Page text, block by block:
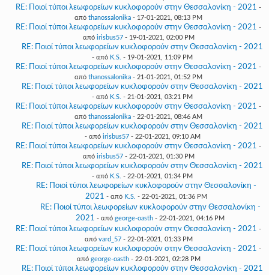
RE: Ποιοί τύποι λεωφορείων κυκλοφορούν στην Θεσσαλονίκη - 2021 -
από thanossalonika - 17-01-2021, 08:13 PM
RE: Ποιοί τύποι λεωφορείων κυκλοφορούν στην Θεσσαλονίκη - 2021 -
από irisbus57- 19-01-2021, 02:00 PM
RE: Ποιοί τύποι λεωφορείων κυκλοφορούν στην Θεσσαλονίκη - 2021
- από K.S. - 19-01-2021, 11:09 PM
RE: Ποιοί τύποι λεωφορείων κυκλοφορούν στην Θεσσαλονίκη - 2021 -
από thanossalonika - 21-01-2021, 01:52 PM
RE: Ποιοί τύποι λεωφορείων κυκλοφορούν στην Θεσσαλονίκη - 2021
- από K.S. - 21-01-2021, 03:21 PM
RE: Ποιοί τύποι λεωφορείων κυκλοφορούν στην Θεσσαλονίκη - 2021 -
από thanossalonika - 22-01-2021, 08:46 AM
RE: Ποιοί τύποι λεωφορείων κυκλοφορούν στην Θεσσαλονίκη - 2021
- από irisbus57- 22-01-2021, 09:10 AM
RE: Ποιοί τύποι λεωφορείων κυκλοφορούν στην Θεσσαλονίκη - 2021 -
από irisbus57- 22-01-2021, 01:30 PM
RE: Ποιοί τύποι λεωφορείων κυκλοφορούν στην Θεσσαλονίκη - 2021
- από K.S. - 22-01-2021, 01:34 PM
RE: Ποιοί τύποι λεωφορείων κυκλοφορούν στην Θεσσαλονίκη -
2021 - από K.S. - 22-01-2021, 01:36 PM
RE: Ποιοί τύποι λεωφορείων κυκλοφορούν στην Θεσσαλονίκη -
2021 - από george-oasth - 22-01-2021, 04:16 PM
RE: Ποιοί τύποι λεωφορείων κυκλοφορούν στην Θεσσαλονίκη - 2021 -
από vard_57- 22-01-2021, 01:33 PM
RE: Ποιοί τύποι λεωφορείων κυκλοφορούν στην Θεσσαλονίκη - 2021 -
από george-oasth- 22-01-2021, 02:28 PM
RE: Ποιοί τύποι λεωφορείων κυκλοφορούν στην Θεσσαλονίκη - 2021